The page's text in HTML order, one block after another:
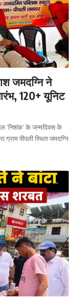
जमदग्नि ने
120+ यूनिट
‘निशंक’ के जन्मदिवस के
ग्राम पीपली स्थित जमदग्नि